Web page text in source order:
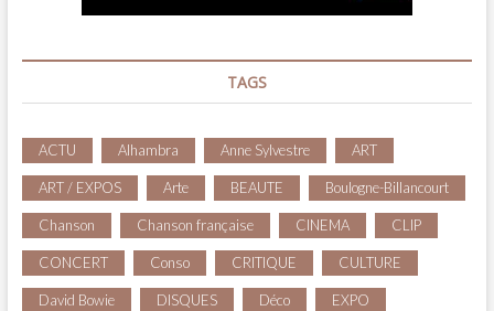
TAGS
ACTU Alhambra Anne Sylvestre ART
ART / EXPOS Arte BEAUTE Boulogne-Billancourt
Chanson Chanson française CINEMA CLIP
CONCERT Conso CRITIQUE CULTURE
David Bowie DISQUES Déco EXPO